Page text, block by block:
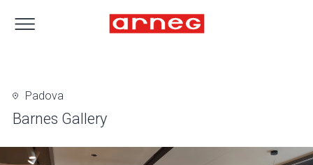
Padova
Barnes Gallery